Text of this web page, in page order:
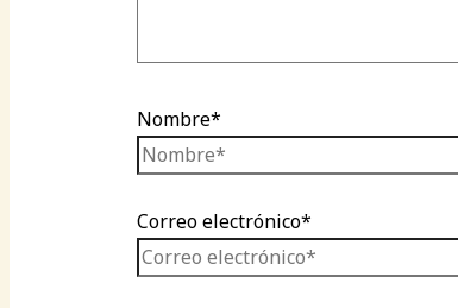
Nombre*
Correo electrónico*